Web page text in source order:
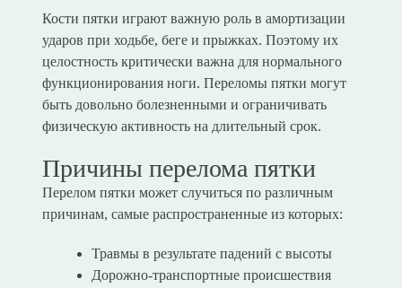
Кости пятки играют важную роль в амортизации
ударов при ходьбе, беге и прыжках. Поэтому их
целостность критически важна для нормального
функционирования ноги. Переломы пятки могут
быть довольно болезненными и ограничивать
физическую активность на длительный срок.
Причины перелома пятки
Перелом пятки может случиться по различным
причинам, самые распространенные из которых:
Травмы в результате падений с высоты
Дорожно-транспортные происшествия